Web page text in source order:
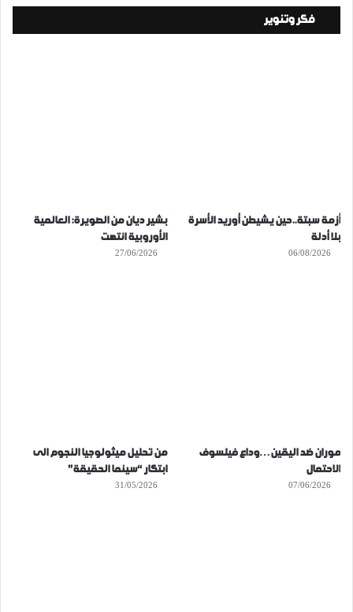
فكر وتنوير
أزمة سبتة..حين يشيطن أوريد الأسرة
بلا أدلة
06/08/2026
بشير ديان من الصويرة: العالمية
الأوروبية انتهت
27/06/2026
موران ضد اليقين…وداع فيلسوف
الاحتمال
07/06/2026
من تحليل ميثولوجيا النجوم الى
ابتكار “سينما الحقيقة”
31/05/2026